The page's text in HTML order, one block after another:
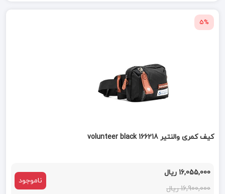
5%
کیف کمری والنتیر volunteer black 166218
16,055,000 ریال
16,900,000 ریال
ناموجود